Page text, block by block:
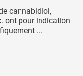
cannabidiol,
ont pour indication
...